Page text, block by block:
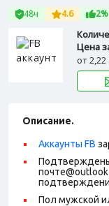
48ч 4.6 2%
Цена
от2,22
Описание.
Аккаунты FB
Пол мужской